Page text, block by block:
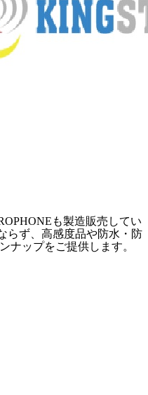
も製造販売してい
らず、高感度品や防水・防
ナップをご提供します。